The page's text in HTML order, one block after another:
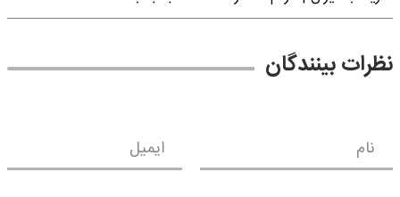
نظرات بینندگان
نام ایمیل